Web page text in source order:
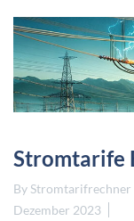
Stromtarife
By Stromtarifrechner
Dezember 2023